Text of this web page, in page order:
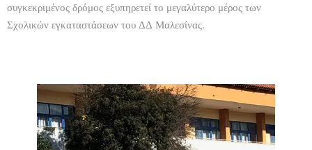
συγκεκριμένος δρόμος εξυπηρετεί το μεγαλύτερο μέρος των
Σχολικών εγκαταστάσεων του ΔΔ Μαλεσίνας.